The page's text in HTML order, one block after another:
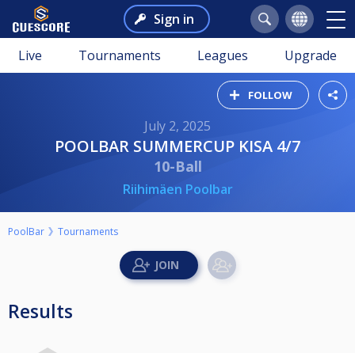
Sign in
Live Tournaments Leagues Upgrade
FOLLOW
July 2, 2025
POOLBAR SUMMERCUP KISA 4/7
10-Ball
Riihimäen Poolbar
PoolBar Tournaments
Results